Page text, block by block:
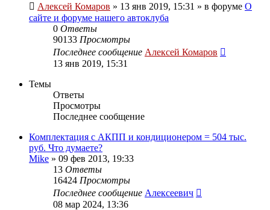
Алексей Комаров » 13 янв 2019, 15:31 » в форуме О
сайте и форуме нашего автоклуба
0 Ответы
90133 Просмотры
Последнее сообщение Алексей Комаров
13 янв 2019, 15:31
Темы
Ответы
Просмотры
Последнее сообщение
Комплектация с АКПП и кондиционером = 504 тыс.
руб. Что думаете?
Mike » 09 фев 2013, 19:33
13 Ответы
16424 Просмотры
Последнее сообщение Алексеевич
08 мар 2024, 13:36